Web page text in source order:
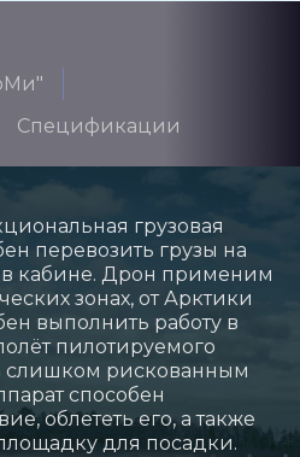
Спецификации
грузовая
перевозить грузы на
кабине. Дрон применим
зонах, от Арктики
выполнить работу в
пилотируемого
слишком рискованным
способен
облететь его, а также
для посадки.